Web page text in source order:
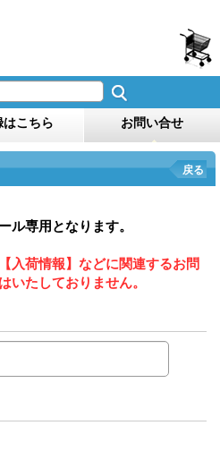
はこちら お問い合せ
戻る
ル専用となります。
入荷情報】などに関連するお問
いたしておりません。